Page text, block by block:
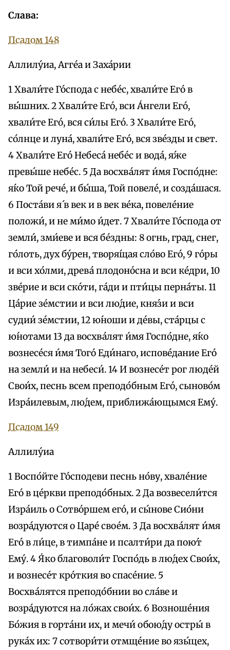
Слава:
Псалом 148
Аллилу́иа, Агге́а и Заха́рии
1 Хвали́те Го́спода с небе́с, хвали́те Его́ в
вы́шних. 2 Хвали́те Его́, вси А́нгели Его́,
хвали́те Его́, вся си́лы Его́. 3 Хвали́те Его́,
со́лнце и луна́, хвали́те Его́, вся зве́зды и свет.
4 Хвали́те Его́ Небеса́ небе́с и вода́, я́же
превы́ше небе́с. 5 Да восхва́лят и́мя Госпо́дне:
я́ко Той рече́, и бы́ша, Той повеле́, и созда́шася.
6 Поста́ви я́ в век и в век ве́ка, повеле́ние
положи́, и не ми́мо и́дет. 7 Хвали́те Го́спода от
земли́, зми́еве и вся бе́здны: 8 огнь, град, снег,
го́лоть, дух бу́рен, творя́щая сло́во Его́, 9 го́ры
и вси хо́лми, древа́ плодоно́сна и вси ке́дри, 10
зве́рие и вси ско́ти, га́ди и пти́цы перна́ты. 11
Ца́рие зе́мстии и вси лю́дие, кня́зи и вси
судии́ зе́мстии, 12 ю́ноши и де́вы, ста́рцы с
ю́нотами 13 да восхва́лят и́мя Госпо́дне, я́ко
вознесе́ся и́мя Того́ Еди́наго, испове́дание Его́
на земли́ и на небеси́. 14 И вознесе́т рог люде́й
Свои́х, песнь всем преподо́бным Его́, сыново́м
Изра́илевым, лю́дем, приближа́ющымся Ему́.
Псалом 149
Аллилу́иа
1 Воспо́йте Го́сподеви песнь но́ву, хвале́ние
Его́ в це́ркви преподо́бных. 2 Да возвесели́тся
Изра́иль о Сотво́ршем eго́, и сы́нове Сио́ни
возра́дуются о Царе́ свое́м. 3 Да восхва́лят и́мя
Его́ в ли́це, в тимпа́не и псалти́ри да пою́т
Ему́. 4 Я́ко благоволи́т Госпо́дь в лю́дех Свои́х,
и вознесе́т кро́ткия во спасе́ние. 5
Восхва́лятся преподо́бнии во сла́ве и
возра́дуются на ло́жах свои́х. 6 Возноше́ния
Бо́жия в горта́ни их, и мечи́ обою́ду остры́ в
рука́х их: 7 сотвори́ти отмще́ние во язы́цех,